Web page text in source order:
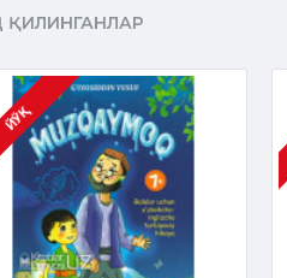
ҚИЛИНГАНЛАР
ЙЎҚ